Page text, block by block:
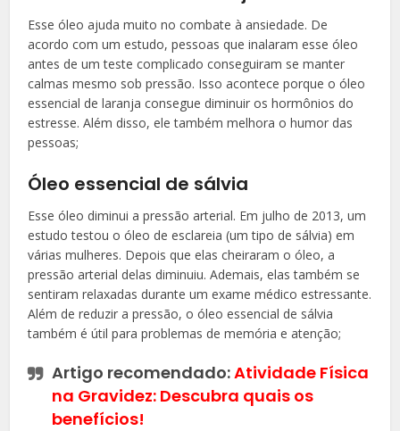
Esse óleo ajuda muito no combate à ansiedade. De
acordo com um estudo, pessoas que inalaram esse óleo
antes de um teste complicado conseguiram se manter
calmas mesmo sob pressão. Isso acontece porque o óleo
essencial de laranja consegue diminuir os hormônios do
estresse. Além disso, ele também melhora o humor das
pessoas;
Óleo essencial de sálvia
Esse óleo diminui a pressão arterial. Em julho de 2013, um
estudo testou o óleo de esclareia (um tipo de sálvia) em
várias mulheres. Depois que elas cheiraram o óleo, a
pressão arterial delas diminuiu. Ademais, elas também se
sentiram relaxadas durante um exame médico estressante.
Além de reduzir a pressão, o óleo essencial de sálvia
também é útil para problemas de memória e atenção;
Artigo recomendado:Atividade Física
na Gravidez: Descubra quais os
benefícios!